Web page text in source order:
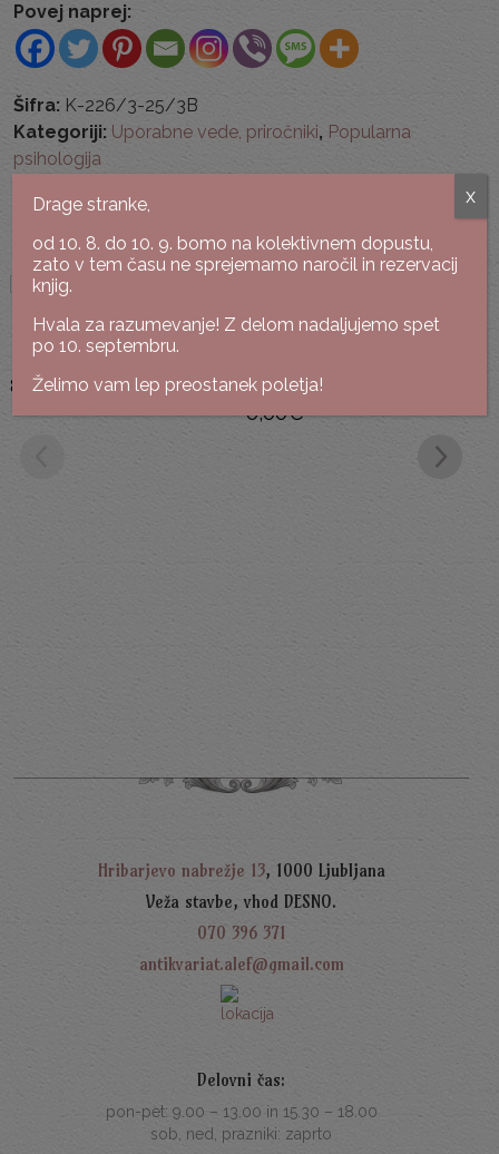
Povej naprej:
Šifra: K-226/3-25/3B
Kategoriji: Uporabne vede, priročniki, Popularna
psihologija
Podobne knjige
William Sears, Martha Sears
The Fussy Baby Book
8,00€
Dama
6,00€
Hribarjevo nabrežje 13, 1000 Ljubljana
Veža stavbe, vhod DESNO.
070 396 371
antikvariat.alef@gmail.com
Delovni čas:
pon-pet: 9.00 – 13.00 in 15.30 – 18.00
sob, ned, prazniki: zaprto
Drage stranke,
od 10. 8. do 10. 9. bomo na kolektivnem dopustu,
zato v tem času ne sprejemamo naročil in rezervacij
knjig.
Hvala za razumevanje! Z delom nadaljujemo spet
po 10. septembru.
Želimo vam lep preostanek poletja!
x